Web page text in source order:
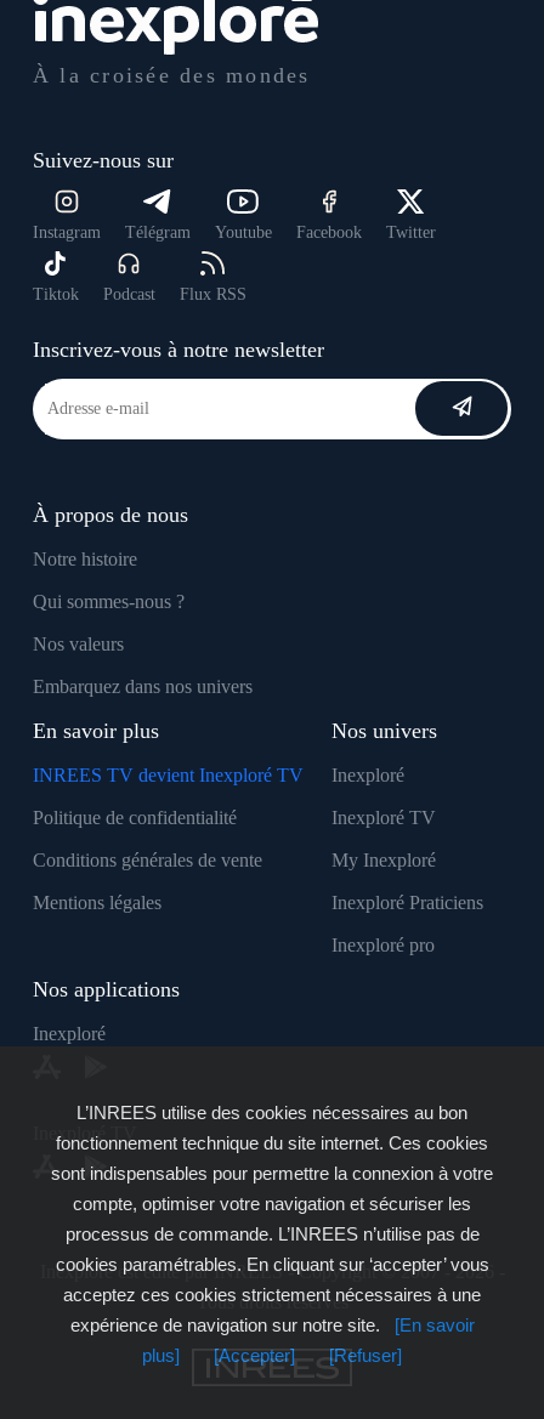
À la croisée des mondes
Suivez-nous sur
Instagram Télégram Youtube Facebook Twitter
Tiktok Podcast Flux RSS
Inscrivez-vous à notre newsletter
À propos de nous
Notre histoire
Qui sommes-nous ?
Nos valeurs
Embarquez dans nos univers
En savoir plus
INREES TV devient Inexploré TV
Politique de confidentialité
Conditions générales de vente
Mentions légales
Nos univers
Inexploré
Inexploré TV
My Inexploré
Inexploré Praticiens
Inexploré pro
Nos applications
Inexploré
Inexploré TV
Inexploré est édité par INREES - Copyright © 2007 - 2026 -
Tous droits réservés
L’INREES utilise des cookies nécessaires au bon
fonctionnement technique du site internet. Ces cookies
sont indispensables pour permettre la connexion à votre
compte, optimiser votre navigation et sécuriser les
processus de commande. L’INREES n’utilise pas de
cookies paramétrables. En cliquant sur ‘accepter’ vous
acceptez ces cookies strictement nécessaires à une
expérience de navigation sur notre site.
[En savoir
plus]
[Accepter] [Refuser]